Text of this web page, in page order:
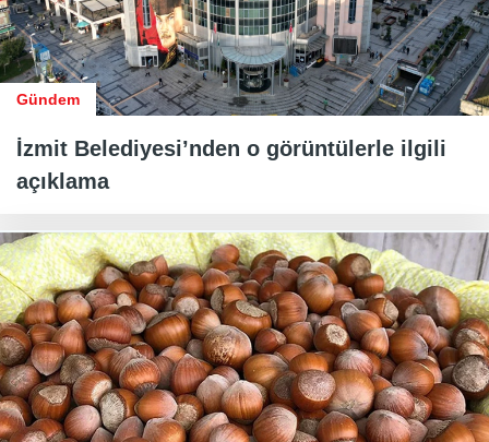
Gündem
İzmit Belediyesi’nden o görüntülerle ilgili
açıklama